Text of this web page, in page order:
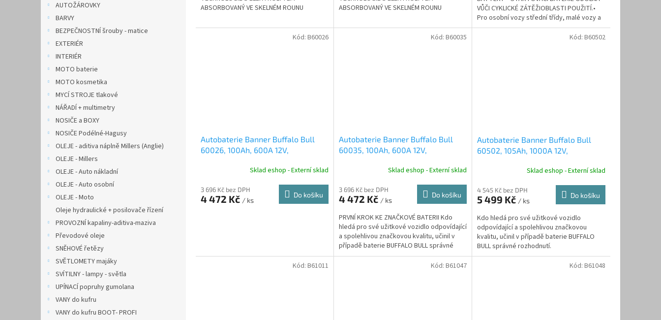
AUTOŽÁROVKY
BARVY
BEZPEČNOSTNÍ šrouby - matice
EXTERIÉR
INTERIÉR
MOTO baterie
MOTO kosmetika
MYCÍ STROJE tlakové
NÁŘADÍ + multimetry
NOSIČE a BOXY
NOSIČE Podélné-Hagusy
OLEJE - aditiva náplně Millers (Anglie)
OLEJE - Millers
OLEJE - Auto nákladní
OLEJE - Auto osobní
OLEJE - Moto
Oleje hydraulické + posilovače řízení
PROVOZNÍ kapaliny-aditiva-maziva
Převodové oleje
SNĚHOVÉ řetězy
SVĚTLOMETY majáky
SVÍTILNY - lampy - světla
UPÍNACÍ popruhy gumolana
VANY do kufru
VANY do kufru BOOT- PROFI
ABSORBOVANÝ VE SKELNÉM ROUNU
ABSORBOVANÝ VE SKELNÉM ROUNU
VŮČI CYKLICKÉ ZÁTĚŽIOBLASTI POUŽITÍ.•
Pro osobní vozy střední třídy, malé vozy a
jednoduché systémy...
Autobaterie Banner Buffalo Bull
60026, 100Ah, 600A 12V,
Sklad eshop - Externí sklad
3 696 Kč bez DPH
4 472 Kč / ks
Do košíku
Kód: B60026
Autobaterie Banner Buffalo Bull
60035, 100Ah, 600A 12V,
Sklad eshop - Externí sklad
3 696 Kč bez DPH
4 472 Kč / ks
Do košíku
PRVNÍ KROK KE ZNAČKOVÉ BATERII Kdo
hledá pro své užitkové vozidlo odpovídající
a spolehlivou značkovou kvalitu, učinil v
případě baterie BUFFALO BULL správné
rozhodnutí.
Kód: B60035
Autobaterie Banner Buffalo Bull
60502, 105Ah, 1000A 12V,
Sklad eshop - Externí sklad
4 545 Kč bez DPH
5 499 Kč / ks
Do košíku
Kdo hledá pro své užitkové vozidlo
odpovídající a spolehlivou značkovou
kvalitu, učinil v případě baterie BUFFALO
BULL správné rozhodnutí.
Kód: B60502
Kód: B61011 Kód: B61047 Kód: B61048